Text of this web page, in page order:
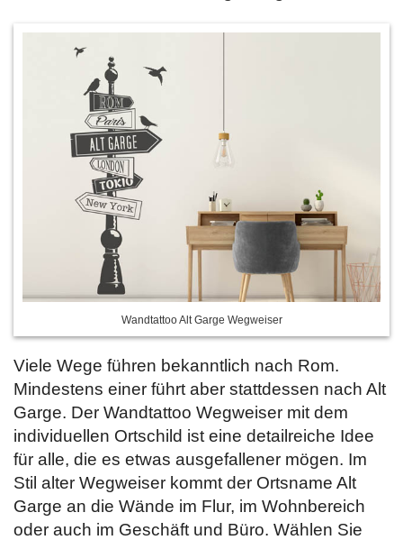
Wandtattoo Alt Garge Wegweiser
Viele Wege führen bekanntlich nach Rom.
Mindestens einer führt aber stattdessen nach Alt
Garge. Der Wandtattoo Wegweiser mit dem
individuellen Ortschild ist eine detailreiche Idee
für alle, die es etwas ausgefallener mögen. Im
Stil alter Wegweiser kommt der Ortsname Alt
Garge an die Wände im Flur, im Wohnbereich
oder auch im Geschäft und Büro. Wählen Sie